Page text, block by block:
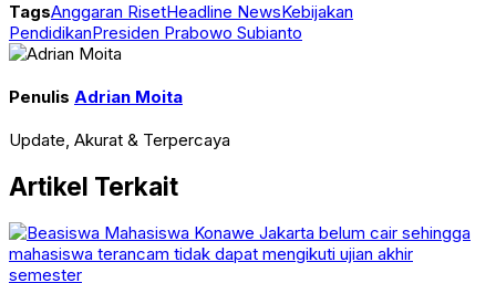
TagsAnggaran RisetHeadline NewsKebijakan
PendidikanPresiden Prabowo Subianto
Penulis Adrian Moita
Update, Akurat & Terpercaya
Artikel Terkait